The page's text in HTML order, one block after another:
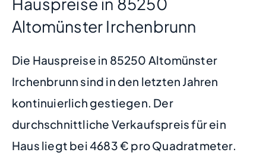
Altomünster Irchenbrunn
Die Hauspreise in 85250 Altomünster
Irchenbrunn sind in den letzten Jahren
kontinuierlich gestiegen. Der
durchschnittliche Verkaufspreis für ein
Haus liegt bei 4683 € pro Quadratmeter.